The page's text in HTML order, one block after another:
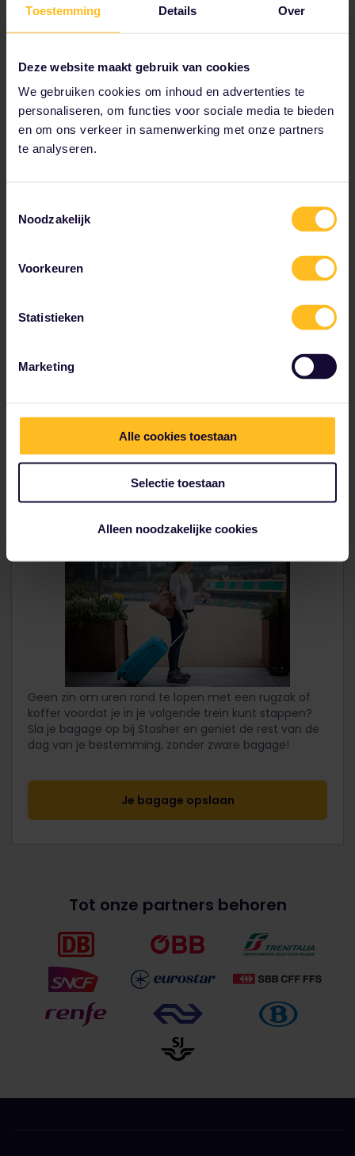
Toestemming Details Over
Deze website maakt gebruik van cookies
We gebruiken cookies om inhoud en advertenties te
personaliseren, om functies voor sociale media te bieden
en om ons verkeer in samenwerking met onze partners
te analyseren.
Noodzakelijk
Voorkeuren
Statistieken
Marketing
Alle cookies toestaan
Selectie toestaan
Alleen noodzakelijke cookies
Reserveer attracties
een wel hele fijne manier: aan de hand van lokale
gerechten!
Je bagage opslaan met Stasher
Geen zin om uren rond te lopen met een rugzak of
koffer voordat je in je volgende trein kunt stappen?
Sla je bagage op bij Stasher en geniet de rest van de
dag van je bestemming, zonder zware bagage!
Je bagage opslaan
Tot onze partners behoren